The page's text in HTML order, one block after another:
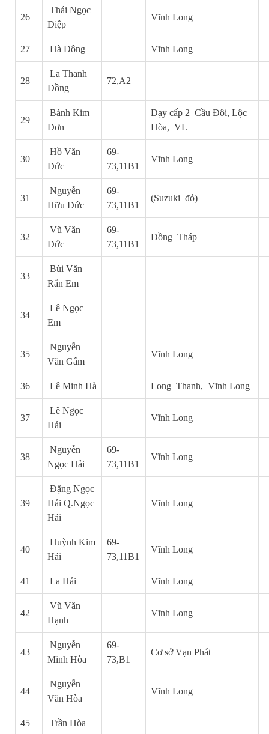
26
Thái Ngọc
Diệp
Vĩnh Long
27 Hà Đông Vĩnh Long
28
La Thanh
Đồng
72,A2
29
Bành Kim
Đơn
Dạy cấp 2 Cầu Đôi, Lộc
Hòa, VL
30
Hồ Văn
Đức
69-
73,11B1
Vĩnh Long
31
Nguyễn
Hữu Đức
69-
73,11B1
(Suzuki đỏ)
32
Vũ Văn
Đức
69-
73,11B1
Đồng Tháp
33
Bùi Văn
Rắn Em
34
Lê Ngọc
Em
35
Nguyễn
Văn Gấm
Vĩnh Long
36 Lê Minh Hà Long Thanh, Vĩnh Long
37
Lê Ngọc
Hải
Vĩnh Long
38
Nguyễn
Ngọc Hải
69-
73,11B1
Vĩnh Long
39
Đặng Ngọc
Hải Q.Ngọc
Hải
Vĩnh Long
40
Huỳnh Kim
Hải
69-
73,11B1
Vĩnh Long
41 La Hải Vĩnh Long
42
Vũ Văn
Hạnh
Vĩnh Long
43
Nguyễn
Minh Hòa
69-
73,B1
Cơ sở Vạn Phát
44
Nguyễn
Văn Hòa
Vĩnh Long
45 Trần Hòa